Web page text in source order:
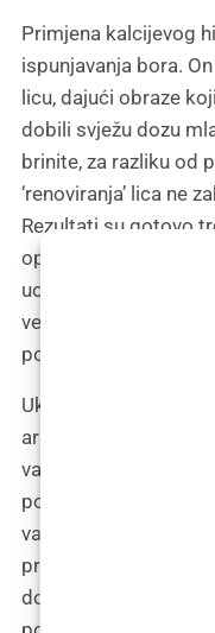
Primjena kalcijevog
ispunjavanja bora.
licu, dajući obraze
dobili svježu dozu
brinite, za razliku od
‘renoviranja’ lica ne
Rezultati su gotovo
oporavka, što znači
uobičajenim
velike avanture ili, u
po društvenim
Ukratko, kalcijev
arhitekta mladosti,
vašeg lica, vraćajući
potrebe za
vama. I tako, s malo
prijatelja iz kostiju,
dobrodošlicu